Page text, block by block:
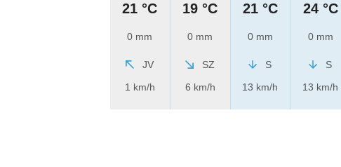
21 °C
0 mm
JV
1 km/h
19 °C
0 mm
SZ
6 km/h
21 °C
0 mm
S
13 km/h
24 °C
0 mm
S
13 km/h